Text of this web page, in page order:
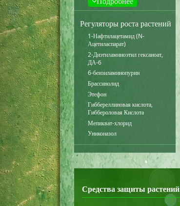
Регуляторы роста растений
1-Нафтилацетамид (N-
Ацетиласпарат)
2-Диэтиламиноэтил гексаноат,
ДА-6
6-бензиламинопурин
Брассинолид
Этефон
Гиббереллиновая кислота,
Гиббероловая Кислота
Мепикват-хлорид
Униконазол
Средства защиты растений